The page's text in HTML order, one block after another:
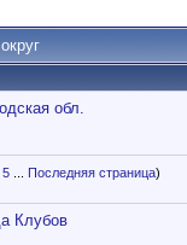
обл.
5 Последняя страница)
Клубов